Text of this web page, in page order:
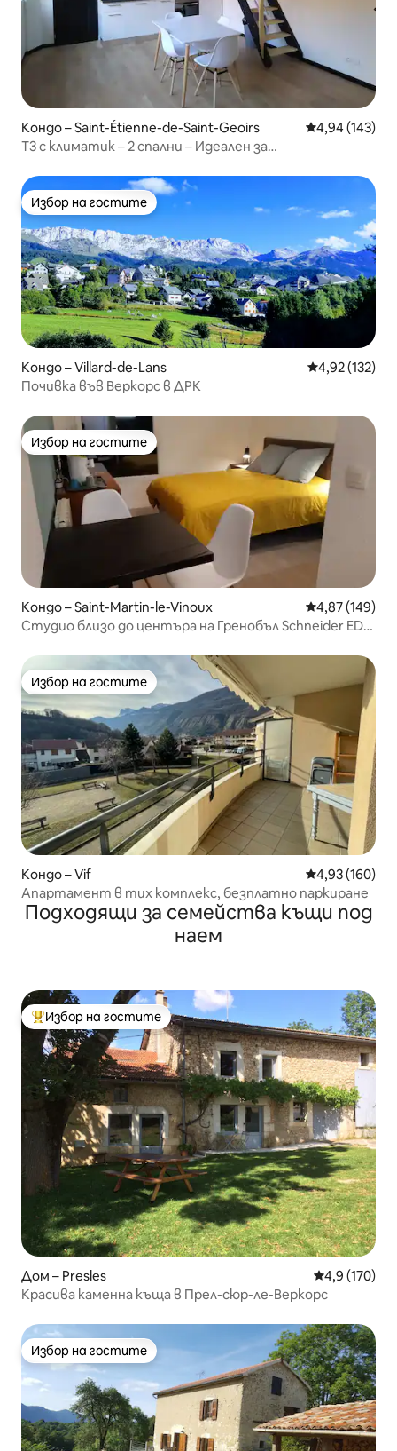
Кондо – Saint-Étienne-de-Saint-Geoirs Средна
4,94 (143)
T3 с климатик – 2 спални – Идеален за
Избор на гостите
Избор на гостите
Кондо – Villard-de-Lans Средна
4,92 (132)
Почивка във Веркорс в ДРК
Избор на гостите
Избор на гостите
Кондо – Saint-Martin-le-Vinoux Средна
4,87 (149)
Студио близо до центъра на Гренобъл Schneider EDF
Избор на гостите
Избор на гостите
Кондо – Vif Средна
4,93 (160)
Апартамент в тих комплекс, безплатно паркиране
Подходящи за семейства къщи под
наем
Най-популярен избор на гостите
Избор на гостите
Дом – Presles Средна
4,9 (170)
Красива каменна къща в Прел-сюр-ле-Веркорс
Избор на гостите
Избор на гостите